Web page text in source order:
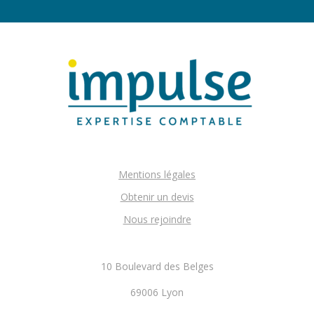
Mentions légales
Obtenir un devis
Nous rejoindre
10 Boulevard des Belges
69006 Lyon